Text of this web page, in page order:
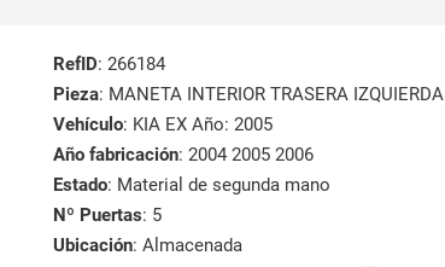
RefID: 266184
Pieza: MANETA INTERIOR TRASERA IZQUIERDA
Vehículo: KIA EX Año: 2005
Año fabricación: 2004 2005 2006
Estado: Material de segunda mano
Nº Puertas: 5
Ubicación: Almacenada